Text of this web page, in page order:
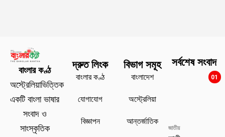
বাংলার কণ্ঠ
অস্ট্রেলিয়াভিত্তিক
একটি বাংলা ভাষার
সংবাদ ও
সাংস্কৃতিক
দ্রুত লিংক
বাংলার কণ্ঠ
যোগাযোগ
বিজ্ঞাপন
বিভাগ সমূহ
বাংলাদেশ
অস্ট্রেলিয়া
আন্তর্জাতিক
সর্বশেষ সংবাদ
01
জাতীয়